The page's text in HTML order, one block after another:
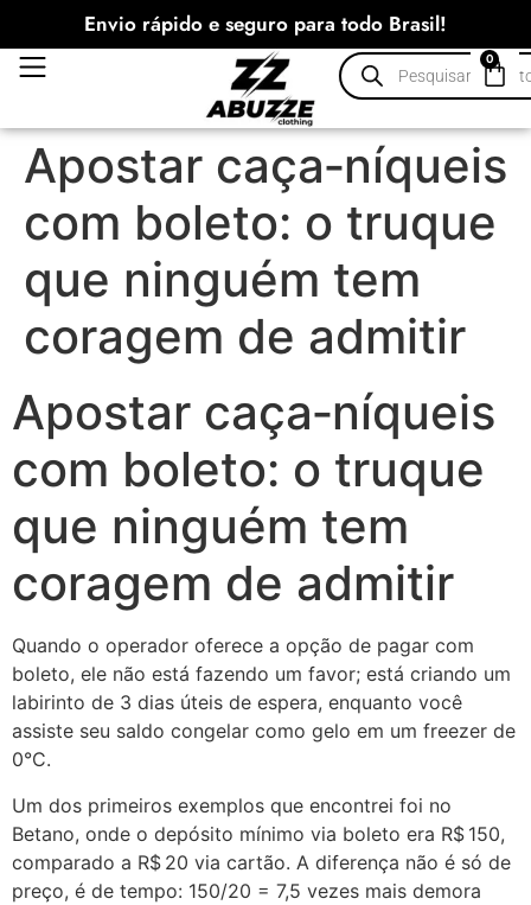
Envio rápido e seguro para todo Brasil!
0
Apostar caça‑níqueis
com boleto: o truque
que ninguém tem
coragem de admitir
Apostar caça‑níqueis
com boleto: o truque
que ninguém tem
coragem de admitir
Quando o operador oferece a opção de pagar com
boleto, ele não está fazendo um favor; está criando um
labirinto de 3 dias úteis de espera, enquanto você
assiste seu saldo congelar como gelo em um freezer de
0°C.
Um dos primeiros exemplos que encontrei foi no
Betano, onde o depósito mínimo via boleto era R$ 150,
comparado a R$ 20 via cartão. A diferença não é só de
preço, é de tempo: 150/20 = 7,5 vezes mais demora